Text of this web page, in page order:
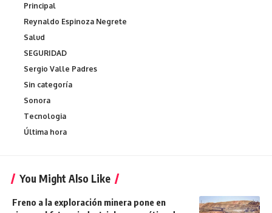
Principal
Reynaldo Espinoza Negrete
Salud
SEGURIDAD
Sergio Valle Padres
Sin categoría
Sonora
Tecnologia
Última hora
You Might Also Like
Freno a la exploración minera pone en